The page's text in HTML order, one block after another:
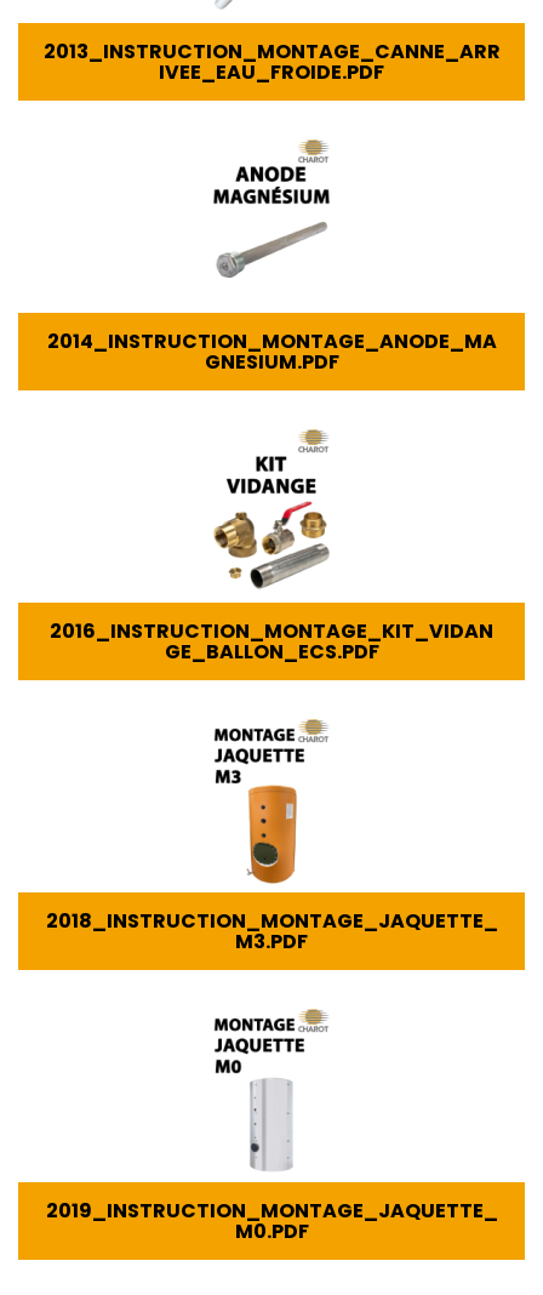
2013_INSTRUCTION_MONTAGE_CANNE_ARR
IVEE_EAU_FROIDE.PDF
2014_INSTRUCTION_MONTAGE_ANODE_MA
GNESIUM.PDF
2016_INSTRUCTION_MONTAGE_KIT_VIDAN
GE_BALLON_ECS.PDF
2018_INSTRUCTION_MONTAGE_JAQUETTE_
M3.PDF
2019_INSTRUCTION_MONTAGE_JAQUETTE_
M0.PDF